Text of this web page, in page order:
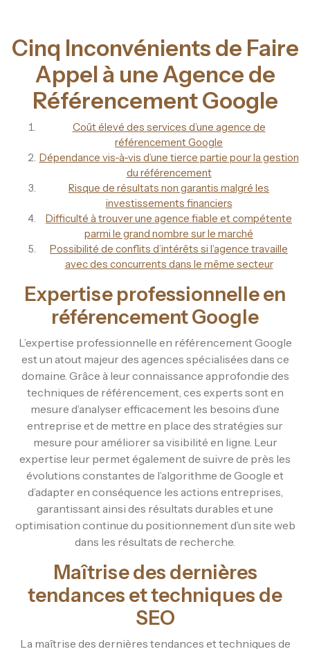
Cinq Inconvénients de Faire
Appel à une Agence de
Référencement Google
Coût élevé des services d’une agence de
référencement Google
Dépendance vis-à-vis d’une tierce partie pour la gestion
du référencement
Risque de résultats non garantis malgré les
investissements financiers
Difficulté à trouver une agence fiable et compétente
parmi le grand nombre sur le marché
Possibilité de conflits d’intérêts si l’agence travaille
avec des concurrents dans le même secteur
Expertise professionnelle en
référencement Google
L’expertise professionnelle en référencement Google
est un atout majeur des agences spécialisées dans ce
domaine. Grâce à leur connaissance approfondie des
techniques de référencement, ces experts sont en
mesure d’analyser efficacement les besoins d’une
entreprise et de mettre en place des stratégies sur
mesure pour améliorer sa visibilité en ligne. Leur
expertise leur permet également de suivre de près les
évolutions constantes de l’algorithme de Google et
d’adapter en conséquence les actions entreprises,
garantissant ainsi des résultats durables et une
optimisation continue du positionnement d’un site web
dans les résultats de recherche.
Maîtrise des dernières
tendances et techniques de
SEO
La maîtrise des dernières tendances et techniques de